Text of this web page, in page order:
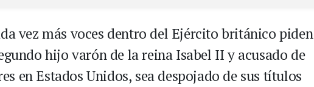
vez más voces dentro del Ejército británico piden
hijo varón de la reina Isabel II y acusado de
en Estados Unidos, sea despojado de sus títulos